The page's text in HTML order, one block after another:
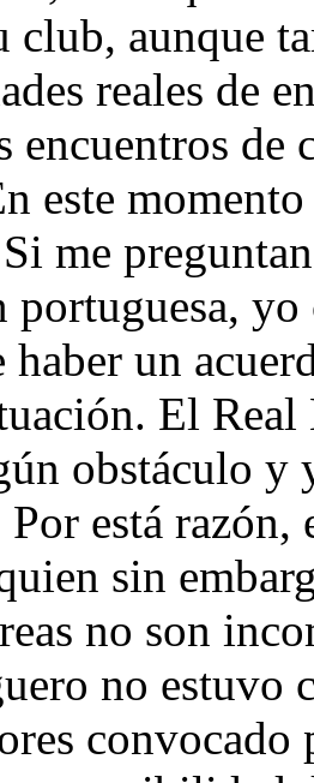
club, aunque
reales de
encuentros de
este
me
portuguesa,
haber un
El
obstáculo y
está
sin
no son
no estuvo